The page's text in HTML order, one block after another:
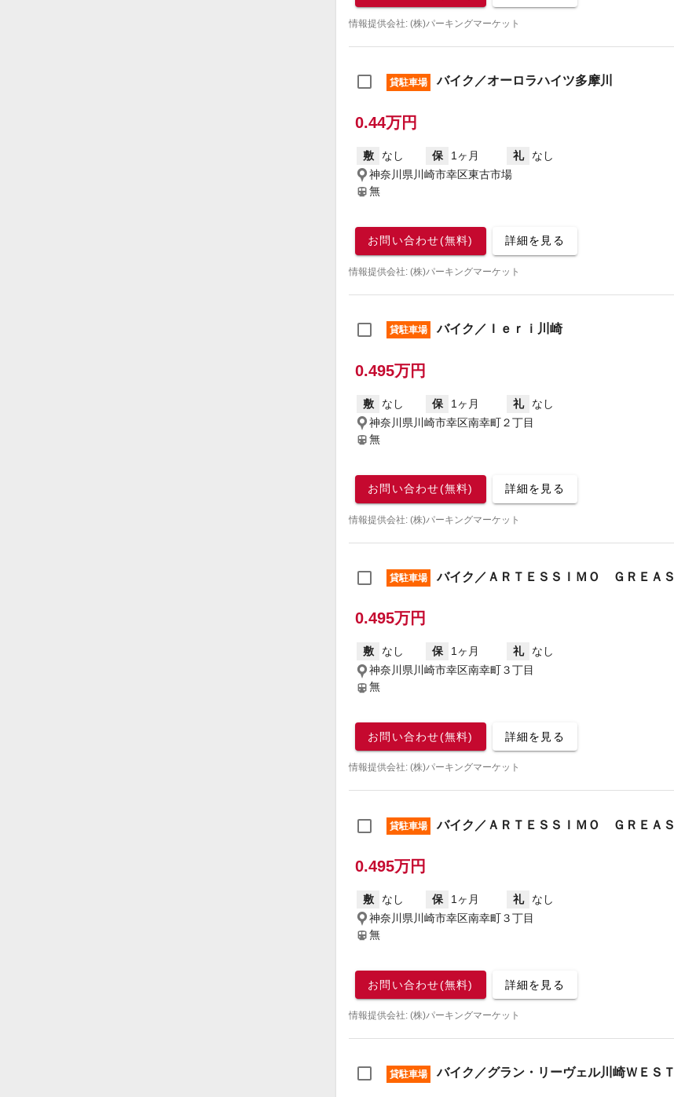
情報提供会社: (株)パーキングマーケット
貸駐車場 バイク／オーロラハイツ多摩川
0.44万円
敷 なし 保 1ヶ月 礼
なし
神奈川県川崎市幸区東古市場
無
お問い合わせ(無料) 詳細を見る
情報提供会社: (株)パーキングマーケット
貸駐車場 バイク／Ｉｅｒｉ川崎
0.495万円
敷 なし 保 1ヶ月 礼
なし
神奈川県川崎市幸区南幸町２丁目
無
お問い合わせ(無料) 詳細を見る
情報提供会社: (株)パーキングマーケット
貸駐車場 バイク／ＡＲＴＥＳＳＩＭＯ ＧＲＥＡＳ
0.495万円
敷 なし 保 1ヶ月 礼
なし
神奈川県川崎市幸区南幸町３丁目
無
お問い合わせ(無料) 詳細を見る
情報提供会社: (株)パーキングマーケット
貸駐車場 バイク／ＡＲＴＥＳＳＩＭＯ ＧＲＥＡＳ
0.495万円
敷 なし 保 1ヶ月 礼
なし
神奈川県川崎市幸区南幸町３丁目
無
お問い合わせ(無料) 詳細を見る
情報提供会社: (株)パーキングマーケット
貸駐車場 バイク／グラン・リーヴェル川崎ＷＥＳＴ